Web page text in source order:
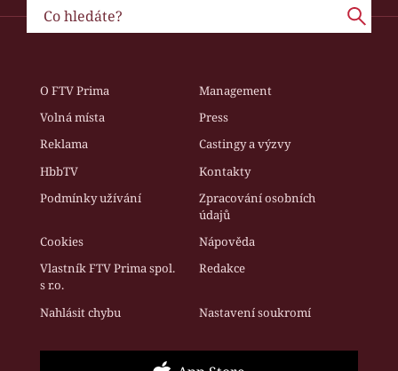
O FTV Prima
Management
Volná místa
Press
Reklama
Castingy a výzvy
HbbTV
Kontakty
Podmínky užívání
Zpracování osobních
údajů
Cookies
Nápověda
Vlastník FTV Prima spol.
s r.o.
Redakce
Nahlásit chybu Nastavení soukromí